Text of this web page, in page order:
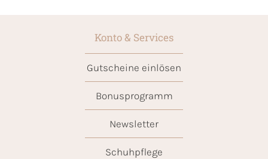
Konto & Services
Gutscheine einlösen
Bonusprogramm
Newsletter
Schuhpflege